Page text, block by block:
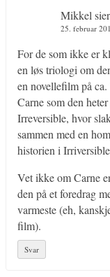
Mikkel
25. februar
For de som ikke er
en løs triologi om
en novellefilm på
Carne som den
Irreversible, hvor
sammen med en
historien i
Vet ikke om Carne
den på et foredrag
varmeste (eh,
film).
Svar